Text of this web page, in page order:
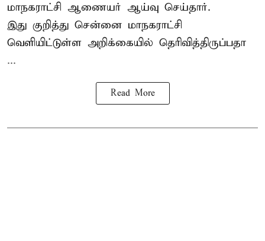
மாநகராட்சி ஆணையர் ஆய்வு செய்தார்.
இது குறித்து சென்னை மாநகராட்சி
வெளியிட்டுள்ள அறிக்கையில் தெரிவித்திருப்பதா
...
Read More